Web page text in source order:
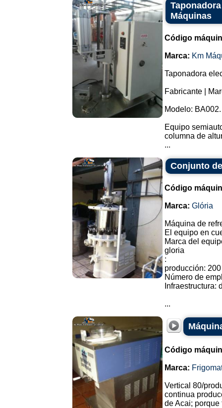
Máquinas
Código
Marca: Km
Taponadora
Fabricante |
Modelo: BA002.
Equipo
columna de
...
Conjunto
Código
Marca: Glória
Máquina de
El equipo en
Marca del
gloria
:
producción:
Número de
Infraestructura:
...
Código
Marca:
Vertical 80/
continua
de Acai; porque